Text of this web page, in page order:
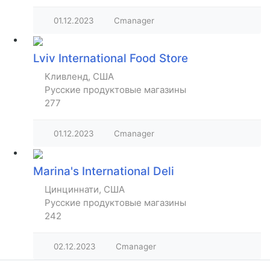
01.12.2023 Cmanager
Lviv International Food Store
Кливленд, США
Русские продуктовые магазины
277
01.12.2023 Cmanager
Marina's International Deli
Цинциннати, США
Русские продуктовые магазины
242
02.12.2023 Cmanager